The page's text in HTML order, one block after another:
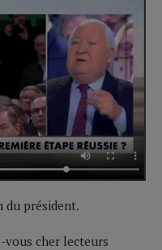
du président.
vous cher lecteurs